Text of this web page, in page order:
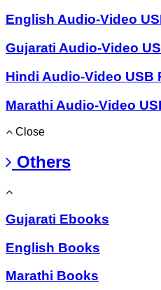
English Audio-Video
Gujarati Audio-Video
Hindi Audio-Video USB
Marathi Audio-Video
Close
Others
Gujarati Ebooks
English Books
Marathi Books